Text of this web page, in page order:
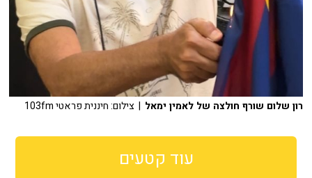
רון שלום שורף חולצה של לאמין ימאל | צילום: חיננית פראטי 103fm
עוד קטעים